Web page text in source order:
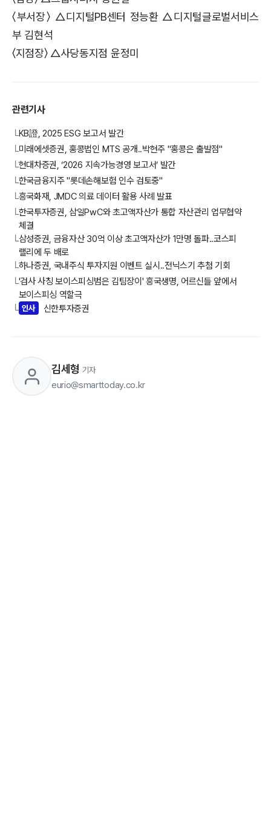
〈부서장〉 △디지털PB센터 정능환 △디지털글로벌서비스
부 김현석
〈지점장〉 △사당동지점 윤정미
관련기사
└KB證, 2025 ESG 보고서 발간
└미래에셋증권, 홍콩법인 MTS 공개..박현주 "홍콩은 출발점"
└현대차증권, ‘2026 지속가능경영 보고서’ 발간
└한국금융지주 "롯데손해보험 인수 검토중"
└흥국화재, JMDC 의료 데이터 활용 사례 발표
└한국투자증권, 삼일PwC와 초고액자산가 통합 자산관리 업무협약
체결
└삼성증권, 금융자산 30억 이상 초고액자산가 1만명 돌파..코스피
랠리에 두 배로
└하나증권, 국내주식 투자지원 이벤트 실시..전닉스기 추첨 기회
└'검사 사칭 보이스피싱범은 김팀장이' 흥국생명, 어르신들 앞에서
보이스피싱 역할극
└ 인사 신한투자증권
김세형 기자
eurio@smarttoday.co.kr